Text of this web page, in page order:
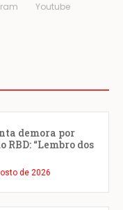
Youtube
demora por
“Lembro dos
de 2026